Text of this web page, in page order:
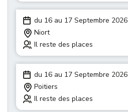
du 16 au 17 Septembre 2026
Niort
Il reste des places
du 16 au 17 Septembre 2026
Poitiers
Il reste des places